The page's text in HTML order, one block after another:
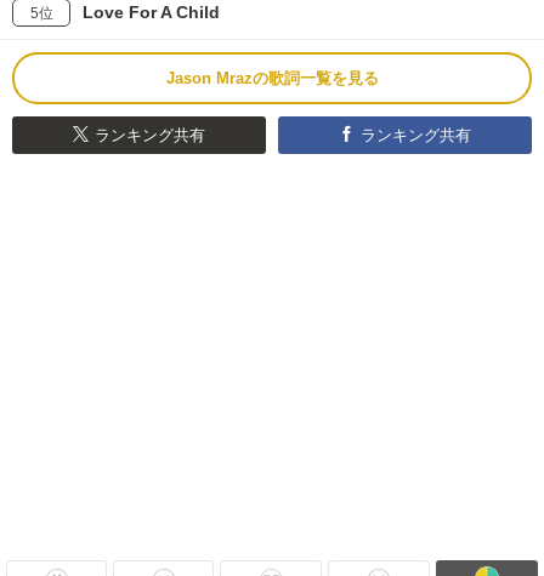
5位 Love For A Child
Jason Mrazの歌詞一覧を見る
ランキング共有 ランキング共有